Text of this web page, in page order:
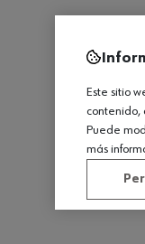
Este sitio
contenido,
Puede
más